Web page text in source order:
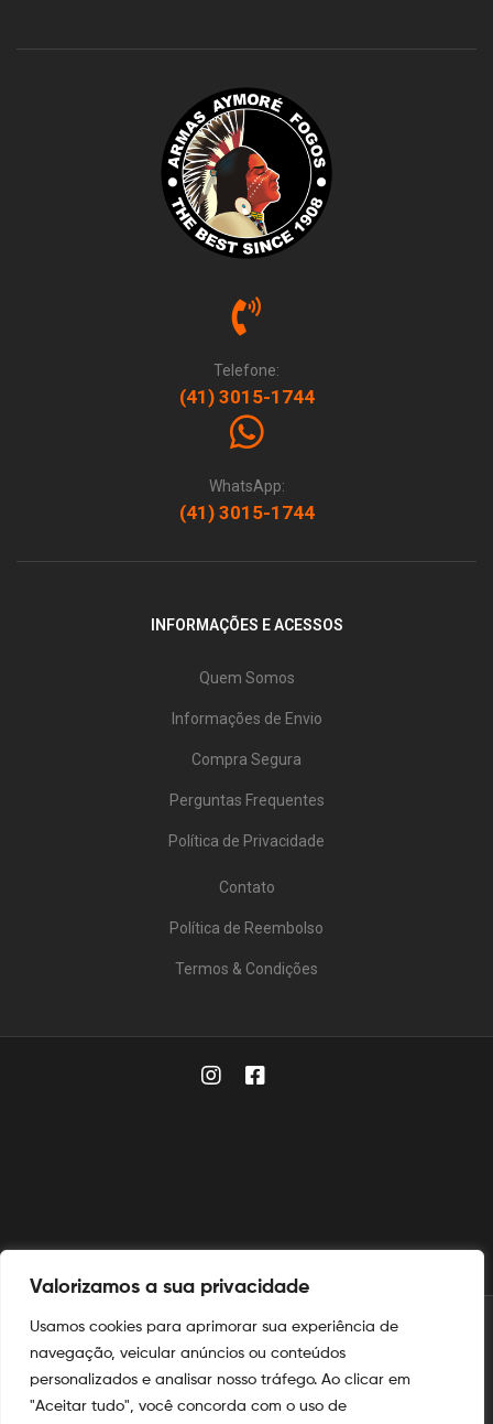
Valorizamos a sua privacidade
Usamos cookies para aprimorar sua experiência de
navegação, veicular anúncios ou conteúdos
personalizados e analisar nosso tráfego. Ao clicar em
"Aceitar tudo", você concorda com o uso de
Telefone:
(41) 3015-1744
WhatsApp:
(41) 3015-1744
INFORMAÇÕES E ACESSOS
Quem Somos
Informações de Envio
Compra Segura
Perguntas Frequentes
Política de Privacidade
Contato
Política de Reembolso
Termos & Condições
Aymoré FogoseAymoré Armassão marcas registradas no
nos termos das leis de propriedade intelectual e industrial.